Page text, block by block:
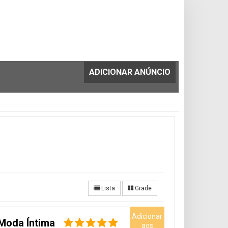
ADICIONAR ANÚNCIO
Lista Grade
Íntima
Adicionar
aos